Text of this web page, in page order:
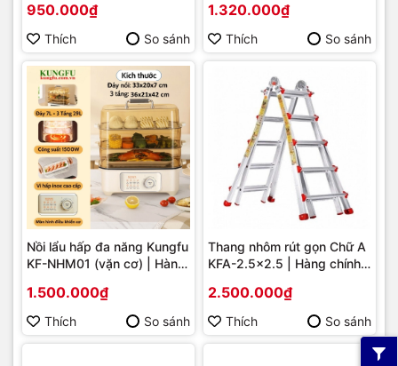
950.000₫
Thích So sánh
1.320.000₫
Thích So sánh
Nồi lẩu hấp đa năng Kungfu
KF-NHM01 (vặn cơ) | Hàng
1.500.000₫
Thích So sánh
Thang nhôm rút gọn Chữ A
KFA-2.5x2.5 | Hàng chính
2.500.000₫
Thích So sánh